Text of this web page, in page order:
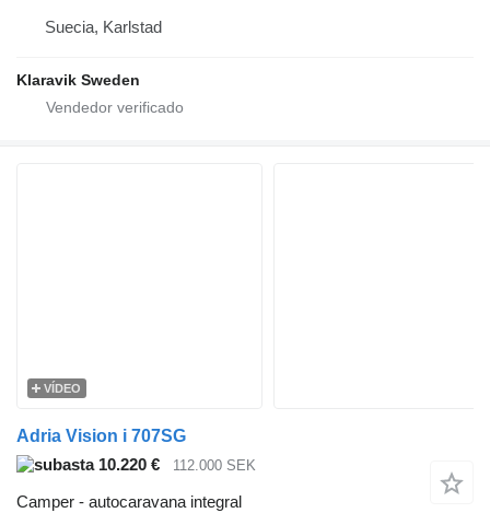
Suecia, Karlstad
Klaravik Sweden
VÍDEO
Adria Vision i 707SG
10.220 €
112.000 SEK
Camper - autocaravana integral